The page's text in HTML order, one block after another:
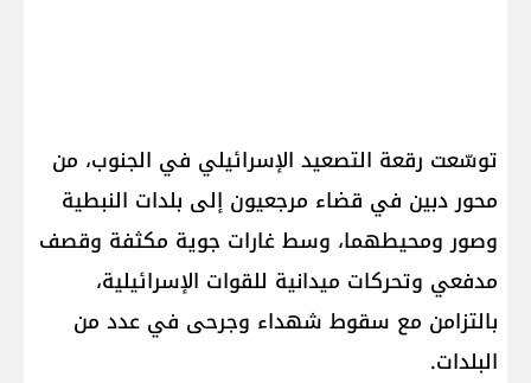
توسّعت رقعة التصعيد الإسرائيلي في الجنوب، من
محور دبين في قضاء مرجعيون إلى بلدات النبطية
وصور ومحيطهما، وسط غارات جوية مكثفة وقصف
مدفعي وتحركات ميدانية للقوات الإسرائيلية،
بالتزامن مع سقوط شهداء وجرحى في عدد من
البلدات.